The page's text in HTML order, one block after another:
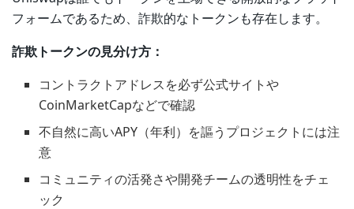
フォームであるため、詐欺的なトークンも存在します。
詐欺トークンの見分け方：
コントラクトアドレスを必ず公式サイトや
CoinMarketCapなどで確認
不自然に高いAPY（年利）を謳うプロジェクトには注
意
コミュニティの活発さや開発チームの透明性をチェ
ック